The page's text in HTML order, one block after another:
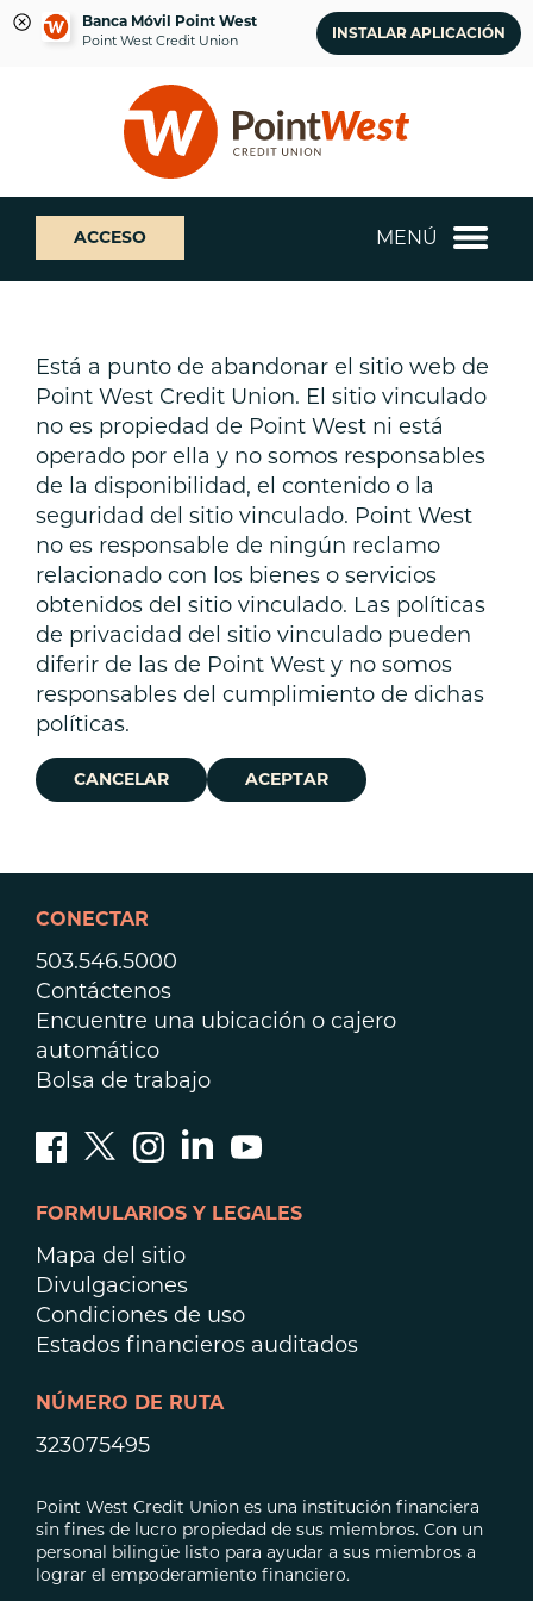
Banca Móvil Point West
Point West Credit Union INSTALAR APLICACIÓN
sesión
banca
web
¿Qué
podemos
ayudarte
a
ACCESO MENÚ
Está a punto de abandonar el sitio web de
Point West Credit Union. El sitio vinculado
no es propiedad de Point West ni está
operado por ella y no somos responsables
de la disponibilidad, el contenido o la
seguridad del sitio vinculado. Point West
no es responsable de ningún reclamo
relacionado con los bienes o servicios
obtenidos del sitio vinculado. Las políticas
de privacidad del sitio vinculado pueden
diferir de las de Point West y no somos
responsables del cumplimiento de dichas
políticas.
CANCELAR ACEPTAR
CONECTAR
503.546.5000
Contáctenos
Encuentre una ubicación o cajero
automático
Bolsa de trabajo
FORMULARIOS Y LEGALES
Mapa del sitio
Divulgaciones
Condiciones de uso
Estados financieros auditados
NÚMERO DE RUTA
323075495
Point West Credit Union es una institución financiera
sin fines de lucro propiedad de sus miembros. Con un
personal bilingüe listo para ayudar a sus miembros a
lograr el empoderamiento financiero.